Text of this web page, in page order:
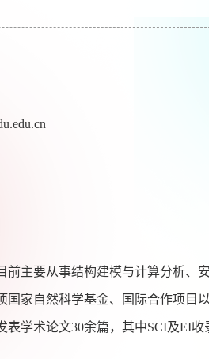
主要从事结构建模与计算分析、
国家自然科学基金、国际合作项目
学术论文30余篇，其中SCI及EI收